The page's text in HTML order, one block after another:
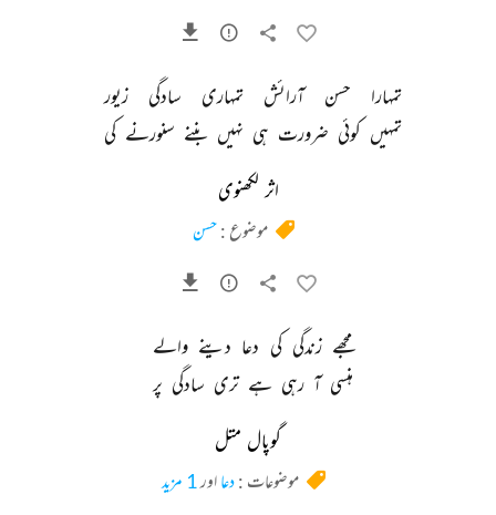
تمہارا حسن آرائش تمہاری سادگی
زیور
تمہیں کوئی ضرورت ہی نہیں بننے سنورنے کی
اثر لکھنوی
موضوع :حسن
مجھے زندگی کی دعا دینے والے
ہنسی آ رہی ہے تری سادگی پر
گوپال متل
موضوعات :دعااور1 مزید